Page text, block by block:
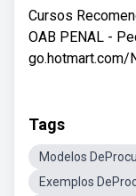
Cursos
OAB PENAL -
go.hotmart.com/
Tags
Modelos
Exemplos